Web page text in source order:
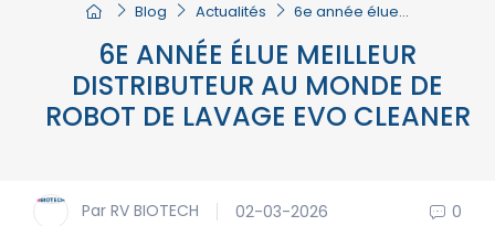
Blog Actualités 6e année élue...
6E ANNÉE ÉLUE MEILLEUR
DISTRIBUTEUR AU MONDE DE
ROBOT DE LAVAGE EVO CLEANER
Par RV BIOTECH 02-03-2026 0